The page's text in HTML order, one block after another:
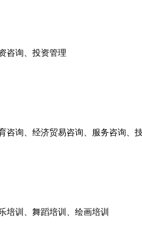
咨询、投资管理
咨询、经济贸易咨询、服务咨询、
培训、舞蹈培训、绘画培训